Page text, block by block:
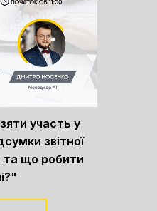
участь у
звітної
та що робити